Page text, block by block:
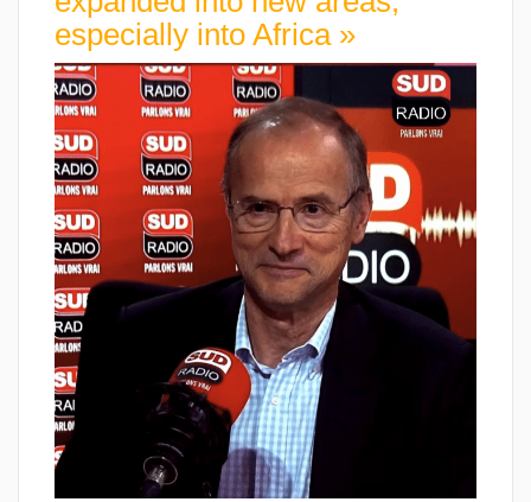
especially into Africa »